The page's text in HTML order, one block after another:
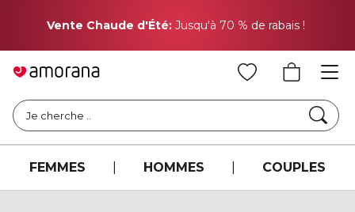
Vente Chaude d'Été: Jusqu'à 70 % de rabais !
Je cherche ..
FEMMES HOMMES COUPLES